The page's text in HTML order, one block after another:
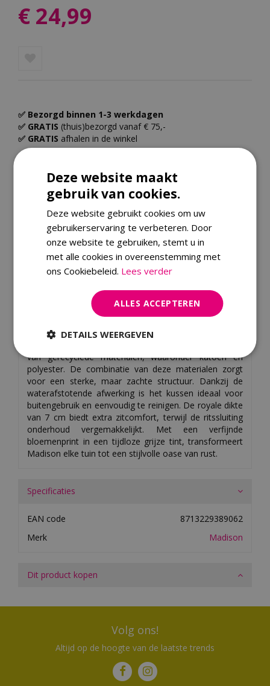
€ 24,99
✅ Bezorgd binnen 1-3 werkdagen
✅ GRATIS (thuis)bezorgd vanaf € 75,-
✅ GRATIS afhalen in de winkel
Vul jouw postcode in:
Ervaar ultiem comfort en stijlvolle elegantie met het
zitkussen van Madison, een perfecte aanvulling voor
elke buitenruimte. Dit luxe kussen, onderdeel van de
van gerecyclede materialen, waaronder katoen en
polyester. De combinatie van deze materialen zorgt
voor een sterke, maar zachte structuur. Dankzij de
waterafstotende afwerking is het kussen ideaal voor
buitengebruik en eenvoudig te reinigen. De royale dikte
van 7 cm biedt extra zitcomfort, terwijl de ritssluiting
onderhoud vergemakkelijkt. Met een verfijnde
bloemenprint in een tijdloze grijze tint, transformeert
Madison elke tuin tot een stijlvolle oase van rust.
Specificaties
EAN code
8713229389062
Merk
Madison
Dit product kopen
Volg ons!
Altijd op de hoogte van de laatste trends
Deze website maakt
gebruik van cookies.
Deze website gebruikt cookies om uw
gebruikerservaring te verbeteren. Door
onze website te gebruiken, stemt u in
met alle cookies in overeenstemming met
ons Cookiebeleid. Lees verder
ALLES ACCEPTEREN
DETAILS WEERGEVEN